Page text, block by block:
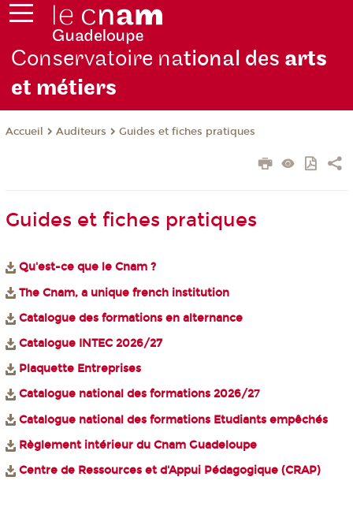
Conservatoire national des arts
et métiers
Accueil Auditeurs Guides et fiches pratiques
Guides et fiches pratiques
Qu'est-ce que le Cnam ?
The Cnam, a unique french institution
Catalogue des formations en alternance
Catalogue INTEC 2026/27
Plaquette Entreprises
Catalogue national des formations 2026/27
Catalogue national des formations Etudiants empêchés
Règlement intérieur du Cnam Guadeloupe
Centre de Ressources et d'Appui Pédagogique (CRAP)